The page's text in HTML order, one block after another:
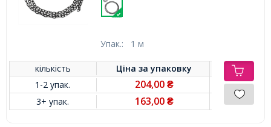
Упак.: 1 м
кількість Ціна заупаковку
1-2 упак.
204,00 ₴
3+ упак. 163,00 ₴